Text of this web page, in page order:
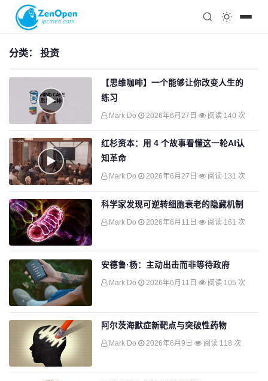
科技
注册
分类： 投资
【思维咖啡】一个能够让你改变人生的
练习
Mark Do 2026年6月27日 阅读 140 次
红杉资本：用 4 个故事看懂这一轮AI认
知革命
Mark Do 2026年6月27日 阅读 131 次
科学家发现可逆转细胞衰老的隐藏机制
Mark Do 2026年6月11日 阅读 161 次
安德鲁·杨：主动出击而非等待政府
Mark Do 2026年6月11日 阅读 105 次
阿尔茨海默症新靶点与突破性药物
Mark Do 2026年6月9日 阅读 118 次